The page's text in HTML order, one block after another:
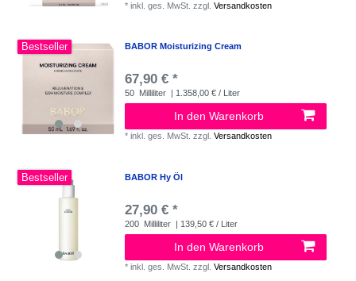
*inkl. ges. MwSt. zzgl.Versandkosten
Bestseller BABOR Moisturizing Cream
67,90 € *
50 Milliliter | 1.358,00 € / Liter
In den Warenkorb
*inkl. ges. MwSt. zzgl.Versandkosten
Bestseller BABOR Hy Öl
27,90 € *
200 Milliliter | 139,50 € / Liter
In den Warenkorb
*inkl. ges. MwSt. zzgl.Versandkosten